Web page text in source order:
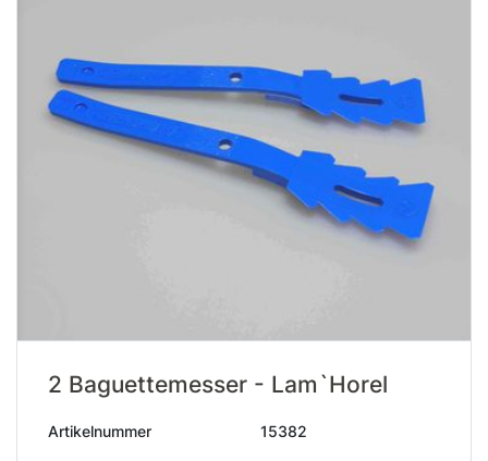
2 Baguettemesser - Lam`Horel
Artikelnummer 15382